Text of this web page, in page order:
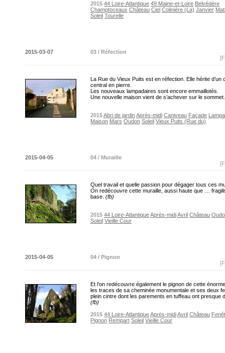
2015 44 Loire-Atlantique 49 Maine-et-Loire Belvédère
Champtoceaux Château Ciel Colinière (La) Janvier
Soleil Tourelle
2015-03-07
03 / Réfection
La Rue du Vieux Puits est en réfection. Elle hérite d’un
central en pierre.
Les nouveaux lampadaires sont encore emmaillotés.
Une nouvelle maison vient de s’achever sur le
2015Abri de jardinAprès-midi Caniveau Façade
Maison Mars Oudon Soleil Vieux Puits (Rue du)
2015-04-05
04 / Muraille
Quel travail et quelle passion pour dégager tous ces
On redécouvre cette muraille, aussi haute que …
base. (fb)
2015 44 Loire-AtlantiqueAprès-midiAvril Château
Soleil Vieille Cour
2015-04-05
04 / Pignon
Et l’on redécouvre également le pignon de cette
les traces de sa cheminée monumentale et ses deux
plein cintre dont les parements en tuffeau ont presque
(fb)
2015 44 Loire-AtlantiqueAprès-midiAvril Château
Pignon Rempart Soleil Vieille Cour